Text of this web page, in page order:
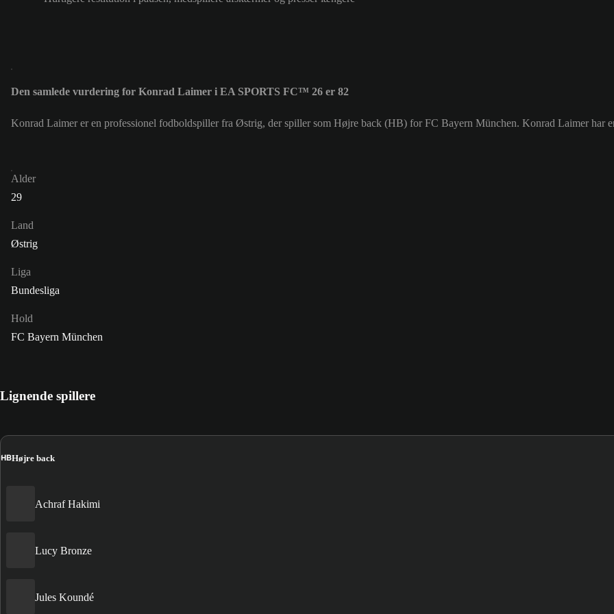
Den samlede vurdering for Konrad Laimer i EA SPORTS FC™ 26 er 82
Konrad Laimer er en professionel fodboldspiller fra Østrig, der spiller som Højre back (HB) for FC Bayern München. Konrad Laimer har
Alder
29
Land
Østrig
Liga
Bundesliga
Hold
FC Bayern München
Lignende spillere
HBHøjre back
Achraf Hakimi
Lucy Bronze
Jules Koundé